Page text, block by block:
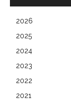
2026
2025
2024
2023
2022
2021